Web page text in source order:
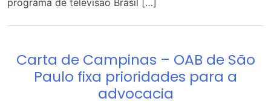
programa de televisão Brasil […]
Carta de Campinas – OAB de São
Paulo fixa prioridades para a
advocacia